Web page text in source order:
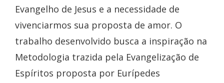
Evangelho de Jesus e a necessidade de
vivenciarmos sua proposta de amor. O
trabalho desenvolvido busca a inspiração na
Metodologia trazida pela Evangelização de
Espíritos proposta por Eurípedes